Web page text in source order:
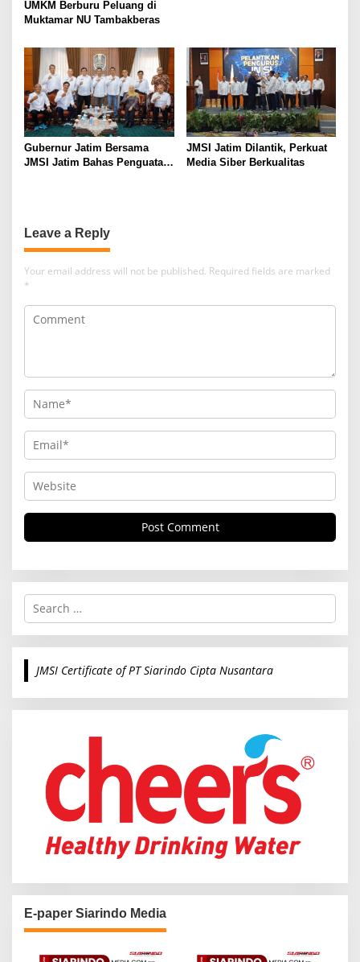
UMKM Berburu Peluang di
Muktamar NU Tambakberas
Gubernur Jatim Bersama
JMSI Jatim Bahas Penguatan
JMSI Jatim Dilantik, Perkuat
Media Siber Berkualitas
Leave a Reply
Your email address will not be published. Required fields are marked
*
S
r
c
o
JMSI Certificate of PT Siarindo Cipta Nusantara
E-paper Siarindo Media